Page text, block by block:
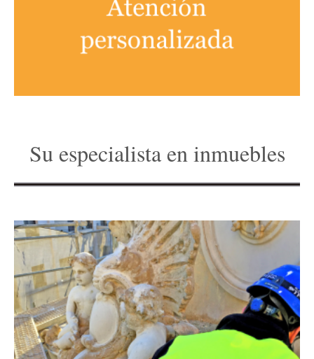
Su especialista en inmuebles